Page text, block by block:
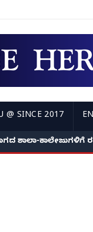
@ SINCE 2017
ಶಾಲಾ-